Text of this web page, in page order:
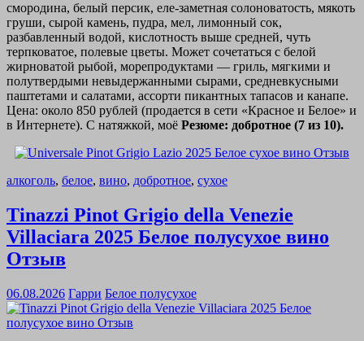
смородина, белый персик, еле-заметная солоноватость, мякоть
груши, сырой камень, пудра, мел, лимонный сок,
разбавленный водой, кислотность выше средней, чуть
терпковатое, полевые цветы. Может сочетаться с белой
жирноватой рыбой, морепродуктами — гриль, мягкими и
полутвердыми невыдержанными сырами, средневкусными
паштетами и салатами, ассорти пикантных тапасов и канапе.
Цена: около 850 рублей (продается в сети «Красное и Белое» и
в Интернете). С натяжкой, моё Резюме: добротное (7 из 10).
алкоголь, белое, вино, добротное, сухое
Tinazzi Pinot Grigio della Venezie
Villaciara 2025 Белое полусухое вино
Отзыв
06.08.2026 Гарри Белое полусухое